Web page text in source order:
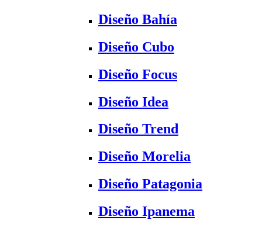
Diseño Bahía
Diseño Cubo
Diseño Focus
Diseño Idea
Diseño Trend
Diseño Morelia
Diseño Patagonia
Diseño Ipanema